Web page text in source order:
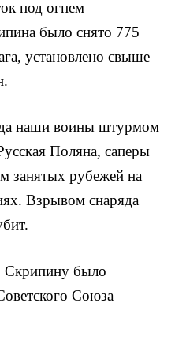
под огнем
было снято 775
установле­но свыше
наши воины штурмом
Поляна, саперы
занятых рубежей на
Взрывом сна­ряда
Скрипину было
Союза